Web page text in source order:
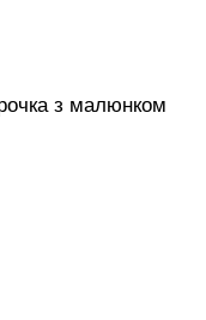
з малюнком